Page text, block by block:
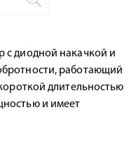
с диодной накачкой и
работающий
длительностью
и имеет